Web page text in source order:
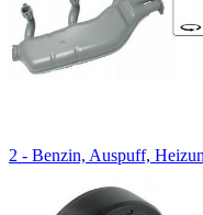
2 - Benzin, Auspuff,